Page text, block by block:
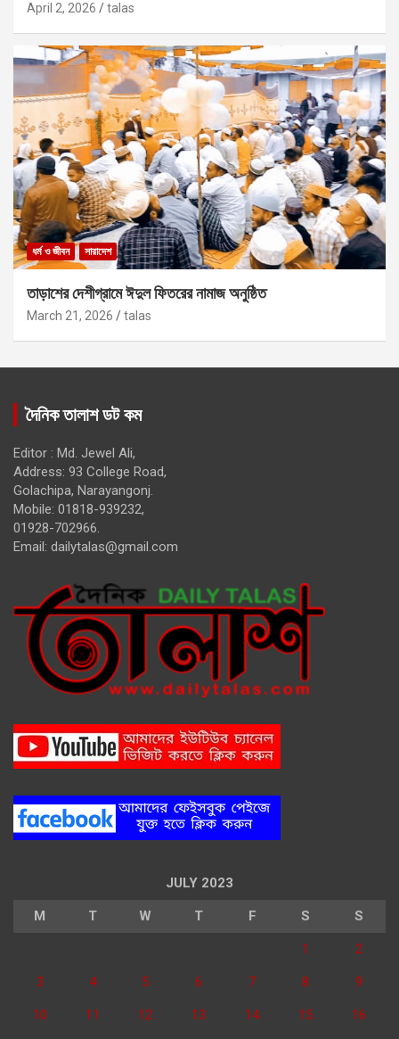
April 2, 2026 talas
ধর্ম ও জীবন সারাদেশ
তাড়াশের দেশীগ্রামে ঈদুল ফিতরের নামাজ অনুষ্ঠিত
March 21, 2026 talas
দৈনিক তালাশ ডট কম
Editor : Md. Jewel Ali,
Address: 93 College Road,
Golachipa, Narayangonj.
Mobile: 01818-939232,
01928-702966.
Email: dailytalas@gmail.com
JULY 2023
M T W T F S S
1 2
3 4 5 6 7 8 9
10 11 12 13 14 15 16